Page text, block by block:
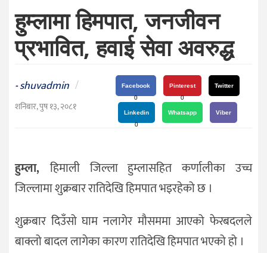
संघीय
प्रविधि
जीवनशैली
दर्शन
देश
हुम्लामा हिमपात, जनजीवन
प्रभावित, हवाई सेवा अवरुद्ध
-shuvadmin /
शनिबार, पुष १३, २०८१
Facebook
0
Pinterest
0
Twitter
Linkedin
0
Whatsapp Viber
हुम्ला,हिमाली जिल्ला हुम्लासहित कर्णालीका उच्च
जिल्लामा शुक्रबार रातिदेखि हिमपात भइरहेको छ ।
शुक्रबार दिउँसो घाम नलागेर मौसममा आएको फेरबदलले
बाक्लो बादल लागेका कारण रातिदेखि हिमपात भएको हो ।